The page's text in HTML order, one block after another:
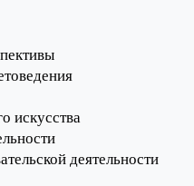
искусства
деятельности